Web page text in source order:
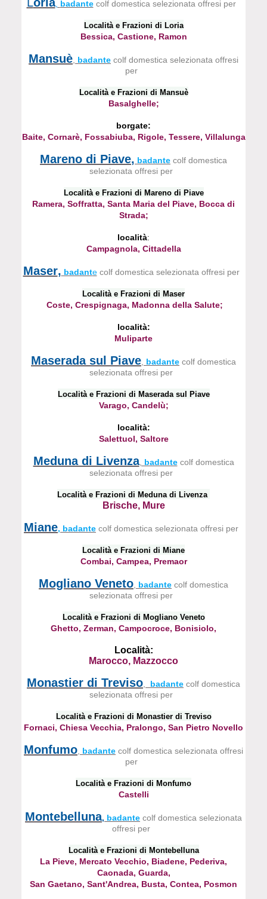
, badante colf domestica selezionata offresi per
Località e Frazioni di Loria
Bessica, Castione, Ramon
Mansuè badante colf domestica selezionata offresi
per
Località e Frazioni di Mansuè
Basalghelle;
borgate:
Baite, Cornarè, Fossabiuba, Rigole, Tessere, Villalunga
Mareno di Piave, badante colf domestica
selezionata offresi per
Località e Frazioni di Mareno di Piave
Ramera, Soffratta, Santa Maria del Piave, Bocca di
Strada;
località:
Campagnola, Cittadella
Maser, badante colf domestica selezionata offresi per
Località e Frazioni di Maser
Coste, Crespignaga, Madonna della Salute;
località:
Muliparte
Maserada sul Piave badante colf domestica
selezionata offresi per
Località e Frazioni di Maserada sul Piave
Varago, Candelù;
località:
Salettuol, Saltore
Meduna di Livenza, badante colf domestica
selezionata offresi per
Località e Frazioni di Meduna di Livenza
Brische, Mure
Miane, badante colf domestica selezionata offresi per
Località e Frazioni di Miane
Combai, Campea, Premaor
Mogliano Veneto badante colf domestica
selezionata offresi per
Località e Frazioni di Mogliano Veneto
Ghetto, Zerman, Campocroce, Bonisiolo,
Località:
Marocco, Mazzocco
Monastier di Treviso badante colf domestica
selezionata offresi per
Località e Frazioni di Monastier di Treviso
Fornaci, Chiesa Vecchia, Pralongo, San Pietro Novello
Monfumo badante colf domestica selezionata offresi
per
Località e Frazioni di Monfumo
Castelli
Montebelluna, badante colf domestica selezionata
offresi per
Località e Frazioni di Montebelluna
La Pieve, Mercato Vecchio, Biadene, Pederiva,
Caonada, Guarda,
San Gaetano, Sant'Andrea, Busta, Contea, Posmon